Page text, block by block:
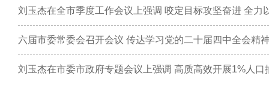
刘玉杰在全市季度工作会议上强调 咬定目标攻坚奋进 全力
六届市委常委会召开会议 传达学习党的二十届四中全会精